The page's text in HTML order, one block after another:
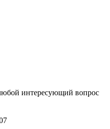
интересующий вопрос